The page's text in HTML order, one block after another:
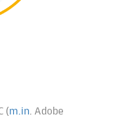
(m.in. Adobe